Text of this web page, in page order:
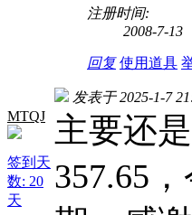
注册时间:
2008-7-13
回复 使用道具
MTQJ
签到天
数: 20
天
发表于 2025-1-7
主要还
357.65